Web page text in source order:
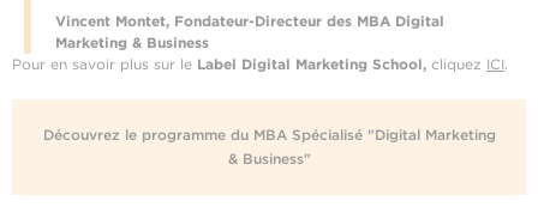
Vincent Montet, Fondateur-Directeur des MBA Digital
Marketing & Business
Pour en savoir plus sur le Label Digital Marketing School, cliquez ICI.
Découvrez le programme du MBA Spécialisé "Digital Marketing
& Business"